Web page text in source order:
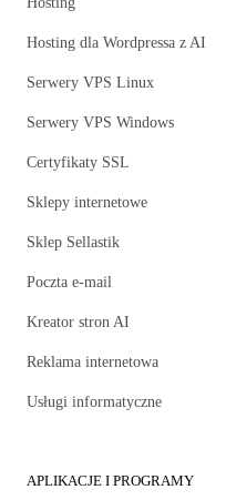
Hosting dla Wordpressa z AI
Serwery VPS Linux
Serwery VPS Windows
Certyfikaty SSL
Sklepy internetowe
Sklep Sellastik
Poczta e-mail
Kreator stron AI
Reklama internetowa
Usługi informatyczne
APLIKACJE I PROGRAMY